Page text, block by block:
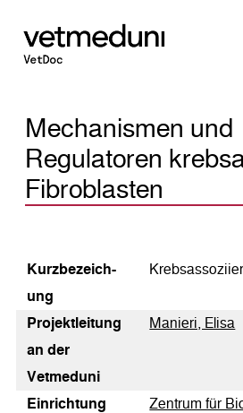
Mechanismen und
Regulatoren
Fibroblasten
Kurz­bezeich­
ung
Pro­jekt­lei­tung
an der
Vetmeduni
Manieri, Elisa
Einrichtung
Zentrum für